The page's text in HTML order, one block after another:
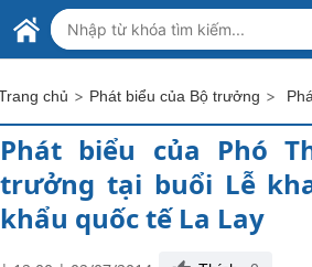
Skip to Main Content
BỘ NGOẠI GIAO VIỆT NAM
MINISTRY OF FOREIGN AFFAIRS
chủ > Phát biểu của Bộ trưởng >
Phát biểu của Phó
trưởng tại buổi Lễ
khẩu quốc tế La Lay